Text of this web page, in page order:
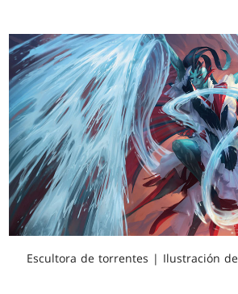
Escultora de torrentes | Ilustración de